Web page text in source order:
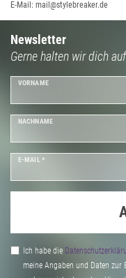
E-Mail: mail@stylebreaker.de
Newsletter
Gerne halten wir dich
VORNAME
NACHNAME
E-MAIL *
Ich habe die
meine Angaben und Daten zur